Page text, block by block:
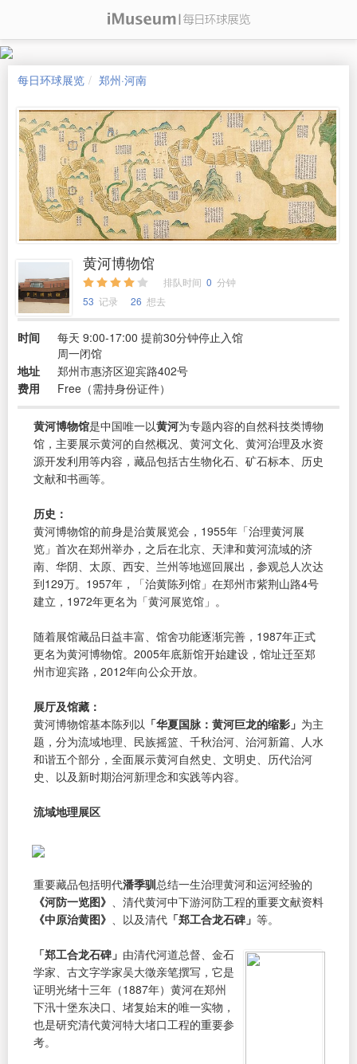
每日环球展览 郑州·河南
黄河博物馆
排队时间 0 分钟
53 记录 26 想去
时间
每天 9:00-17:00 提前30分钟停止入馆
周一闭馆
地址
郑州市惠济区迎宾路402号
费用
Free（需持身份证件）
黄河博物馆是中国唯一以黄河为专题内容的自然科技类博物
馆，主要展示黄河的自然概况、黄河文化、黄河治理及水资
源开发利用等内容，藏品包括古生物化石、矿石标本、历史
文献和书画等。
历史：
黄河博物馆的前身是治黄展览会，1955年「治理黄河展
览」首次在郑州举办，之后在北京、天津和黄河流域的济
南、华阴、太原、西安、兰州等地巡回展出，参观总人次达
到129万。1957年，「治黄陈列馆」在郑州市紫荆山路4号
建立，1972年更名为「黄河展览馆」。
随着展馆藏品日益丰富、馆舍功能逐渐完善，1987年正式
更名为黄河博物馆。2005年底新馆开始建设，馆址迁至郑
州市迎宾路，2012年向公众开放。
展厅及馆藏：
黄河博物馆基本陈列以 「华夏国脉：黄河巨龙的缩影」 为主
题，分为流域地理、民族摇篮、千秋治河、治河新篇、人水
和谐五个部分，全面展示黄河自然史、文明史、历代治河
史、以及新时期治河新理念和实践等内容。
流域地理展区
重要藏品包括明代潘季驯总结一生治理黄河和运河经验的
《河防一览图》
、清代黄河中下游河防工程的重要文献资料
《中原治黄图》
、以及清代 「郑工合龙石碑」 等。
「郑工合龙石碑」 由清代河道总督、金石
学家、古文字学家吴大徵亲笔撰写，它是
证明光绪十三年（1887年）黄河在郑州
下汛十堡东决口、堵复始末的唯一实物，
也是研究清代黄河特大堵口工程的重要参
考。